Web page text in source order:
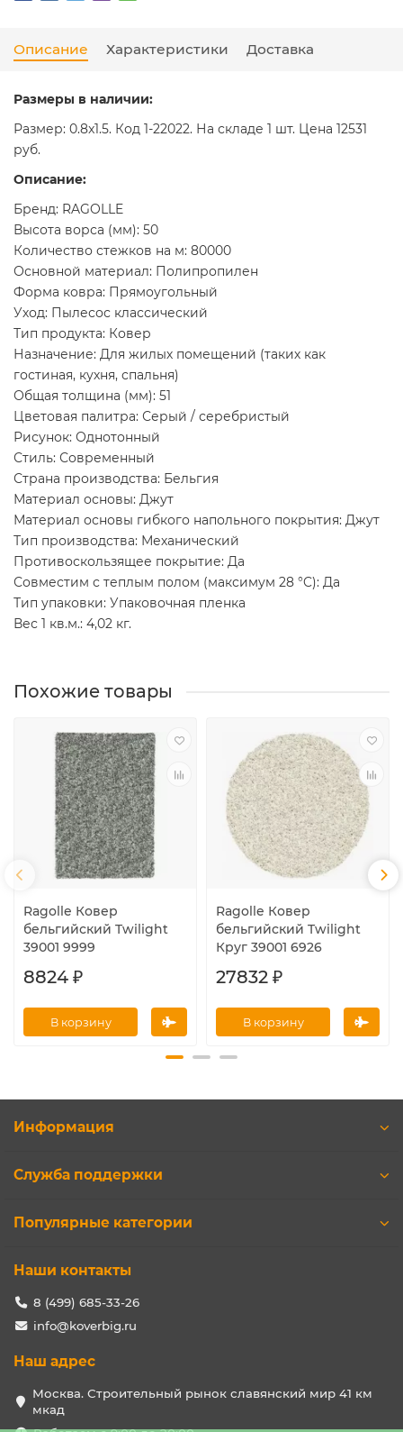
Описание Характеристики Доставка
Размеры в наличии:
Размер: 0.8x1.5. Код 1-22022. На складе 1 шт. Цена 12531
руб.
Описание:
Бренд: RAGOLLE
Высота ворса (мм): 50
Количество стежков на м: 80000
Основной материал: Полипропилен
Форма ковра: Прямоугольный
Уход: Пылесос классический
Тип продукта: Ковер
Назначение: Для жилых помещений (таких как
гостиная, кухня, спальня)
Общая толщина (мм): 51
Цветовая палитра: Серый / серебристый
Рисунок: Однотонный
Стиль: Современный
Страна производства: Бельгия
Материал основы: Джут
Материал основы гибкого напольного покрытия: Джут
Тип производства: Механический
Противоскользящее покрытие: Да
Совместим с теплым полом (максимум 28 °C): Да
Тип упаковки: Упаковочная пленка
Вес 1 кв.м.: 4,02 кг.
Похожие товары
Ragolle Ковер
бельгийский Twilight
39001 9999
8824 ₽
В корзину
Ragolle Ковер
бельгийский Twilight
Круг 39001 6926
27832 ₽
В корзину
Информация
Служба поддержки
Популярные категории
Наши контакты
8 (499) 685-33-26
info@koverbig.ru
Наш адрес
Москва. Строительный рынок славянский мир 41 км
мкад